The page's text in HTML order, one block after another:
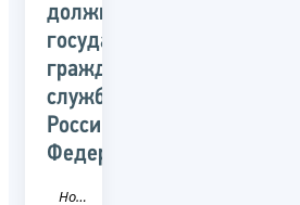
должностей
государственной
гражданской
службы
Российской
Федерации
Новость